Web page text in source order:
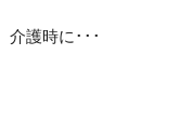
介護時に･･･